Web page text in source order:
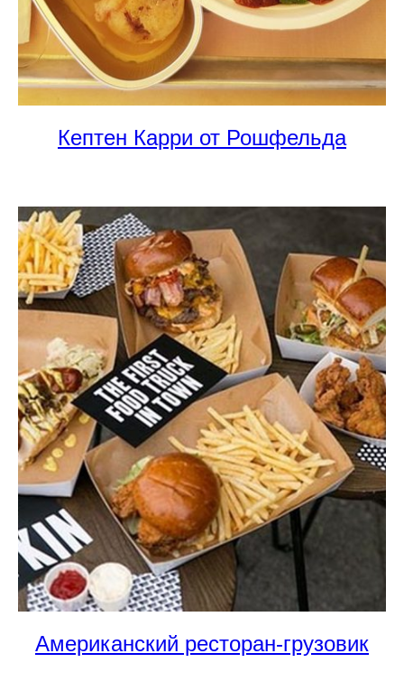
Кептен Карри от Рошфельда
Американский ресторан-грузовик